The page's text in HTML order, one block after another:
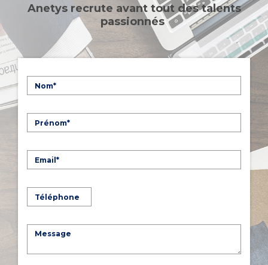
Anetys recrute avant tout des talents
passionnés